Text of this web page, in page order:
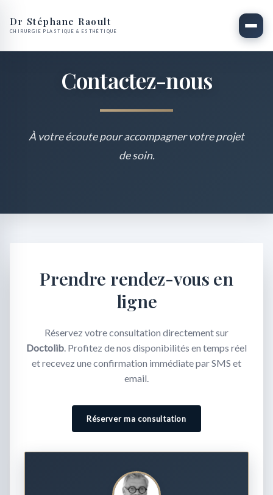
Dr Stéphane Raoult
CHIRURGIE PLASTIQUE & ESTHÉTIQUE
Contactez-nous
À votre écoute pour accompagner votre projet
de soin.
Prendre rendez-vous en
ligne
Réservez votre consultation directement sur
Doctolib. Profitez de nos disponibilités en temps réel
et recevez une confirmation immédiate par SMS et
email.
Réserver ma consultation